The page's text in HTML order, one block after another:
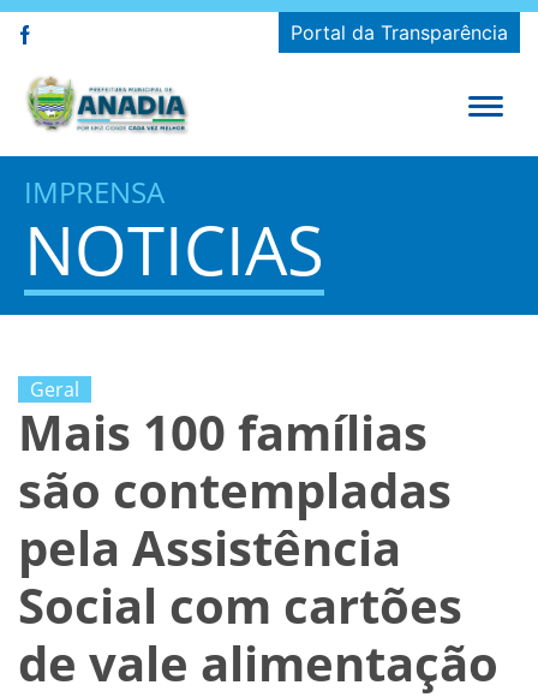
Portal da Transparência
IMPRENSA
NOTICIAS
Geral
Mais 100 famílias
são contempladas
pela Assistência
Social com cartões
de vale alimentação